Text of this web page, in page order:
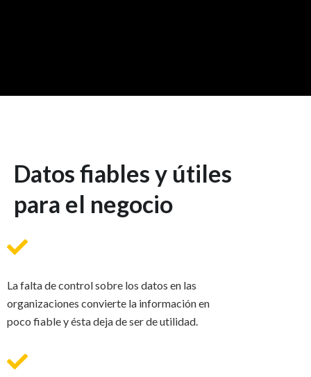
Datos fiables y útiles
para el negocio
La falta de control sobre los datos en las
organizaciones convierte la información en
poco fiable y ésta deja de ser de utilidad.